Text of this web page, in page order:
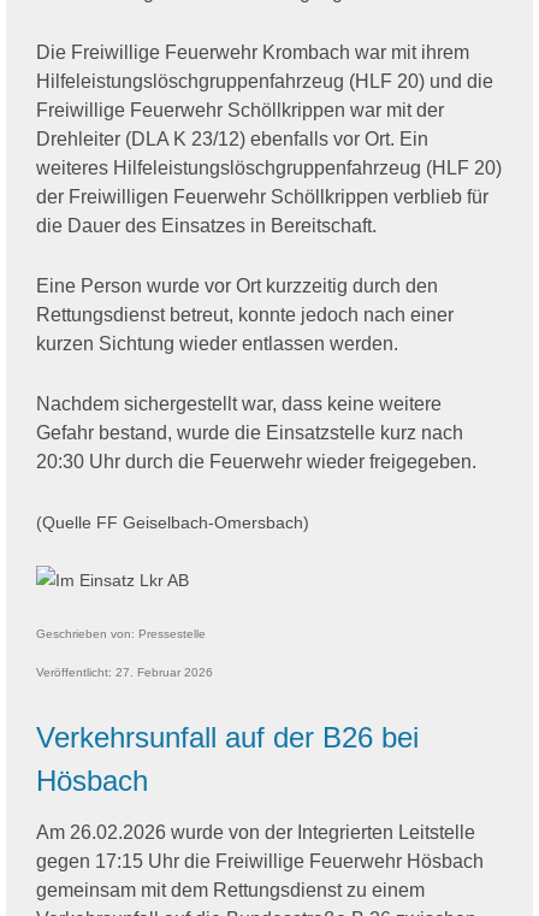
Die Freiwillige Feuerwehr Krombach war mit ihrem
Hilfeleistungslöschgruppenfahrzeug (HLF 20) und die
Freiwillige Feuerwehr Schöllkrippen war mit der
Drehleiter (DLA K 23/12) ebenfalls vor Ort. Ein
weiteres Hilfeleistungslöschgruppenfahrzeug (HLF 20)
der Freiwilligen Feuerwehr Schöllkrippen verblieb für
die Dauer des Einsatzes in Bereitschaft.
Eine Person wurde vor Ort kurzzeitig durch den
Rettungsdienst betreut, konnte jedoch nach einer
kurzen Sichtung wieder entlassen werden.
Nachdem sichergestellt war, dass keine weitere
Gefahr bestand, wurde die Einsatzstelle kurz nach
20:30 Uhr durch die Feuerwehr wieder freigegeben.
(Quelle FF Geiselbach-Omersbach)
Geschrieben von: Pressestelle
Veröffentlicht: 27. Februar 2026
Verkehrsunfall auf der B26 bei
Hösbach
Am 26.02.2026 wurde von der Integrierten Leitstelle
gegen 17:15 Uhr die Freiwillige Feuerwehr Hösbach
gemeinsam mit dem Rettungsdienst zu einem